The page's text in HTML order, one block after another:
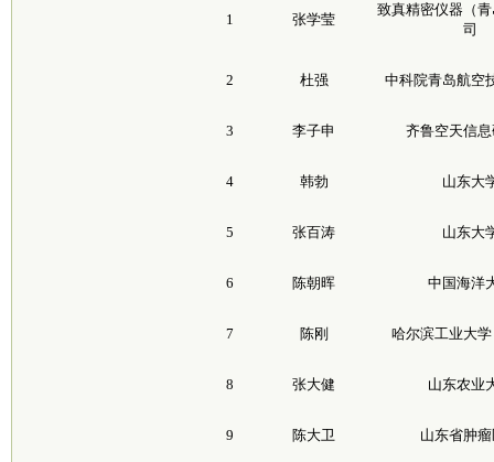
1 张学莹
致真精密仪器（
司
2 杜强 中科院青岛航空
3 李子申 齐鲁空天信
4 韩勃 山东大
5 张百涛 山东大
6 陈朝晖 中国海洋
7 陈刚 哈尔滨工业大
8 张大健 山东农业
9 陈大卫 山东省肿